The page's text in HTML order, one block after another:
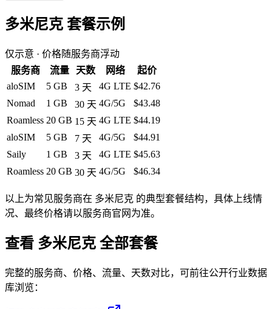
多米尼克 套餐示例
仅示意 · 价格随服务商浮动
服务商
流量 天数 网络
起价
aloSIM
5 GB 3 天 4G LTE $42.76
Nomad
1 GB 30 天 4G/5G
$43.48
Roamless 20 GB 15 天 4G LTE $44.19
aloSIM
5 GB 7 天 4G/5G
$44.91
Saily
1 GB 3 天 4G LTE $45.63
Roamless 20 GB 30 天 4G/5G $46.34
以上为常见服务商在 多米尼克 的典型套餐结构，具体上线情
况、最终价格请以服务商官网为准。
查看 多米尼克 全部套餐
完整的服务商、价格、流量、天数对比，可前往公开行业数据
库浏览：